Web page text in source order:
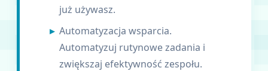
już używasz.
Automatyzacja wsparcia.
Automatyzuj rutynowe zadania i
zwiększaj efektywność zespołu.